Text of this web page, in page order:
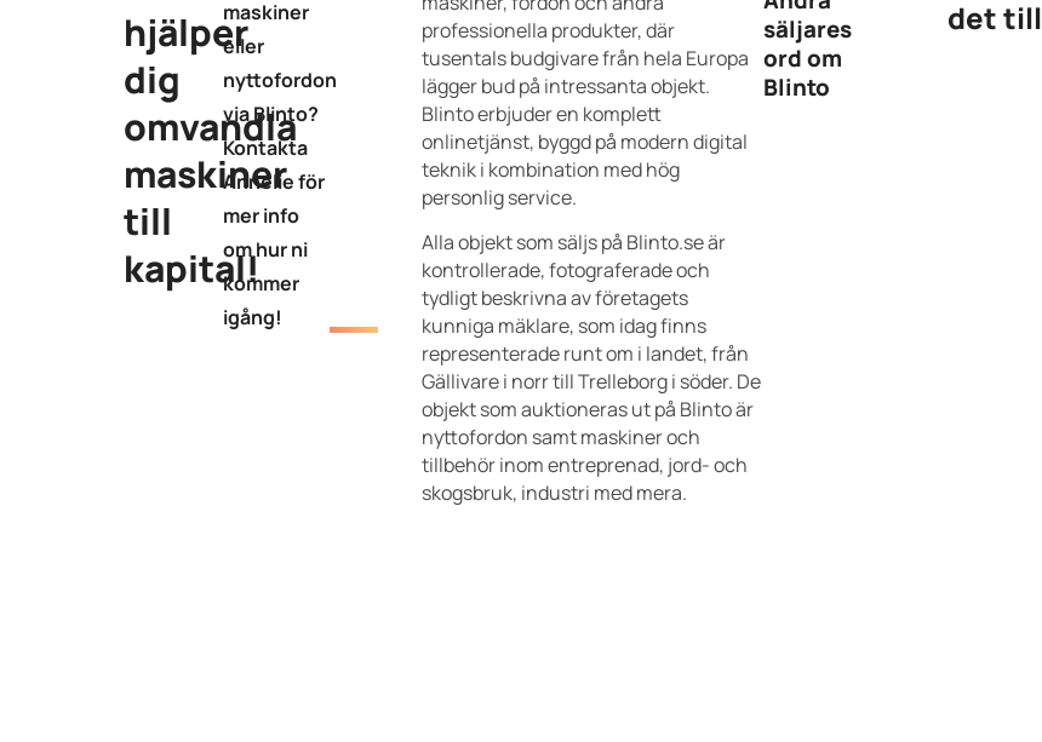
hjälper
dig
omvandla
maskiner
till
kapital!
maskiner
eller
nyttofordon
via Blinto?
Kontakta
Annelie för
mer info
om hur ni
kommer
igång!
professionella produkter, där
tusentals budgivare från hela Europa
lägger bud på intressanta objekt.
Blinto erbjuder en komplett
onlinetjänst, byggd på modern digital
teknik i kombination med hög
personlig service.
Alla objekt som säljs på Blinto.se är
kontrollerade, fotograferade och
tydligt beskrivna av företagets
kunniga mäklare, som idag finns
representerade runt om i landet, från
Gällivare i norr till Trelleborg i söder. De
objekt som auktioneras ut på Blinto är
nyttofordon samt maskiner och
tillbehör inom entreprenad, jord- och
skogsbruk, industri med mera.
säljares
ord om
Blinto
det till